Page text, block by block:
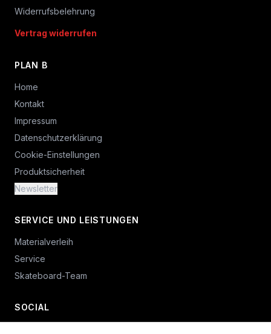
Widerrufsbelehrung
Vertrag widerrufen
PLAN B
Home
Kontakt
Impressum
Datenschutzerklärung
Cookie-Einstellungen
Produktsicherheit
Newsletter
SERVICE UND LEISTUNGEN
Materialverleih
Service
Skateboard-Team
SOCIAL